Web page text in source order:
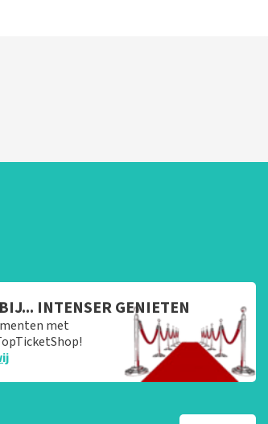
INTENSER GENIETEN
met